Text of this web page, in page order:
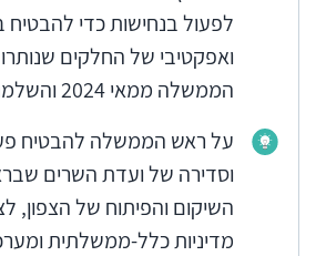
לפעול בנחישות כדי להבטיח
ואפקטיבי של החלקים
הממשלה ממאי 2024 והשלמת מת...
על ראש הממשלה להבטיח
וסדירה של ועדת השרים
השיקום והפיתוח של הצפון,
מדיניות כלל-ממשלתית